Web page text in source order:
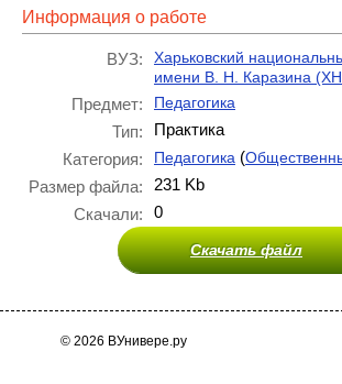
Информация о работе
ВУЗ:
Харьковский
имени В. Н. Каразина
Предмет: Педагогика
Тип:
Практика
Категория:
Педагогика (
Размер файла:
231 Kb
Скачали:
0
Скачать файл
© 2026 ВУнивере.ру